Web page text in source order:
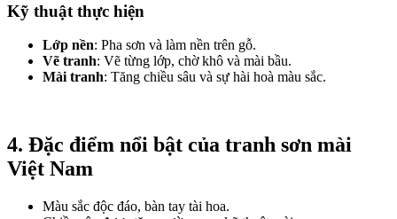
Kỹ thuật thực hiện
Lớp nền: Pha sơn và làm nền trên gỗ.
Vẽ tranh: Vẽ từng lớp, chờ khô và mài bầu.
Mài tranh: Tăng chiều sâu và sự hài hoà màu sắc.
4. Đặc điểm nổi bật của tranh sơn mài
Việt Nam
Màu sắc độc đáo, bàn tay tài hoa.